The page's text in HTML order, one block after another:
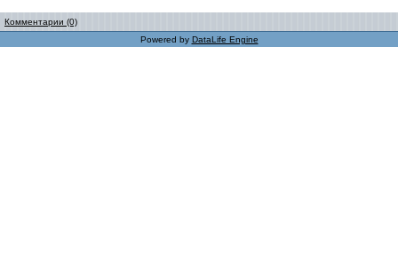
Комментарии (0)
Powered by DataLife Engine